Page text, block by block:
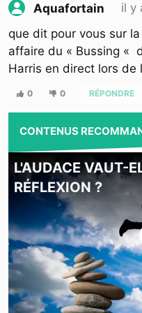
Aquafortain
il y
que dit pour vous sur
affaire du « Bussing «
Harris en direct lors de
0 0 RÉPONDRE
CONTENUS
L'AUDACE VAUT-
RÉFLEXION ?